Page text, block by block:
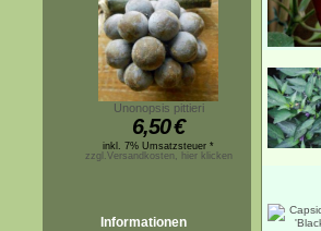
Unonopsis pittieri
6,50€
inkl. 7% Umsatzsteuer *
zzgl.Versandkosten, hier klicken
Informationen